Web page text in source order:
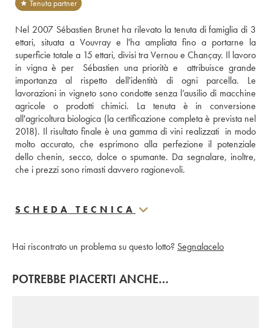
★ Tenuta partner
Nel 2007 Sébastien Brunet ha rilevato la tenuta di famiglia di 3
ettari, situata a Vouvray e l'ha ampliata fino a portarne la
superficie totale a 15 ettari, divisi tra Vernou e Chançay. Il lavoro
in vigna è per  Sébastien una priorità e  attribuisce grande
importanza al rispetto dell'identità di ogni parcella. Le
lavorazioni in vigneto sono condotte senza l’ausilio di macchine
agricole o prodotti chimici. La tenuta è in conversione
all'agricoltura biologica (la certificazione completa è prevista nel
2018). Il risultato finale è una gamma di vini realizzati  in modo
molto accurato, che esprimono alla perfezione il potenziale
dello chenin, secco, dolce o spumante. Da segnalare, inoltre,
che i prezzi sono rimasti davvero ragionevoli.
SCHEDA TECNICA
Hai riscontrato un problema su questo lotto? Segnalacelo
POTREBBE PIACERTI ANCHE…